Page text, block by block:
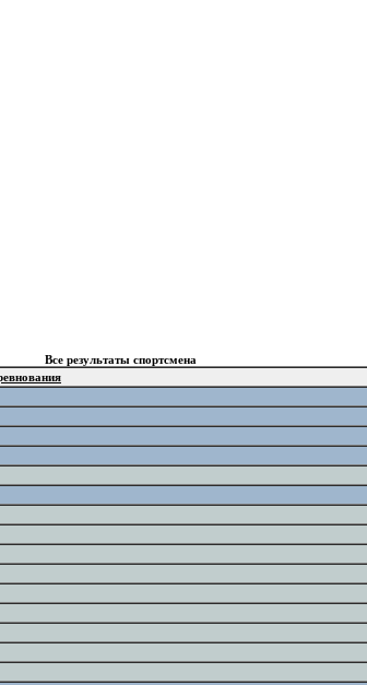
Все результаты спортсмена